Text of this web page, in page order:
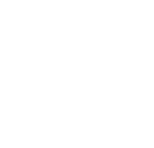
Quare persequimini me
Quis mihi tribuat, ut
Quis mihi det, ut
stilo ferreo et plumbeo,
Scio enim quod